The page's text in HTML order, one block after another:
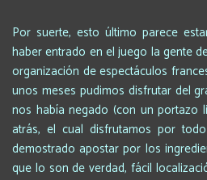
Por suerte, esto último parece
haber entrado en el juego la gente
organización de espectáculos
unos meses pudimos disfrutar del
nos había negado (con un portazo
atrás, el cual disfrutamos por
demostrado apostar por los
que lo son de verdad, fácil